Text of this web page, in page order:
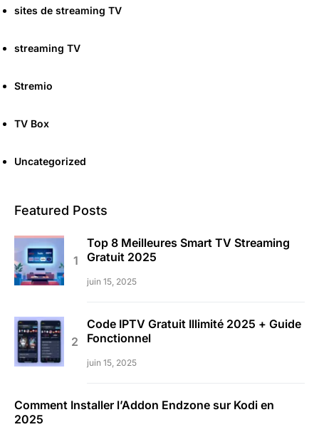
sites de streaming TV
streaming TV
Stremio
TV Box
Uncategorized
Featured Posts
Top 8 Meilleures Smart TV Streaming
Gratuit 2025
juin 15, 2025
Code IPTV Gratuit Illimité 2025 + Guide
Fonctionnel
juin 15, 2025
Comment Installer l’Addon Endzone sur Kodi en
2025